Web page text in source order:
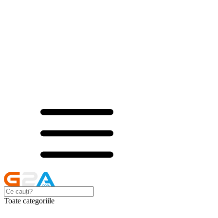
Toate categoriile